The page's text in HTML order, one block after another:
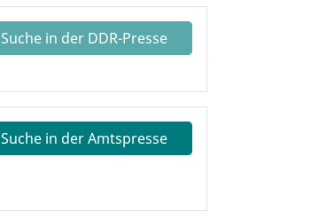
Suche in der DDR-Presse
Suche in der Amtspresse